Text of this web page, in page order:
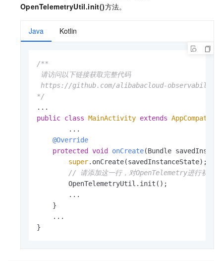
OpenTelemetryUtil.init()方法。
Java Kotlin
/**
请访问以下链接获取完整代码
https://github.com/alibabacloud-observability/
*/
public class MainActivity extends
@Override
protected void onCreate(Bundle
super.onCreate(savedInstanceState);
// 请添加这一行，对OpenTelemetry进行初始
        OpenTelemetryUtil.init();
        ...
    }
    ...
}